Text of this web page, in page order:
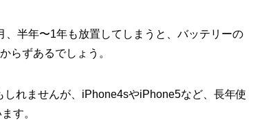
半年〜1年も放置してしまうと、バッテリーの
らずあるでしょう。
れませんが、iPhone4sやiPhone5など、長年使
す。